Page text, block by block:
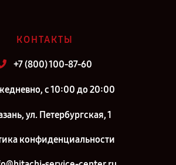
КОНТАКТЫ
+7 (800) 100-87-60
с 10:00 до 20:00
ул. Петербургская, 1
конфиденциальности